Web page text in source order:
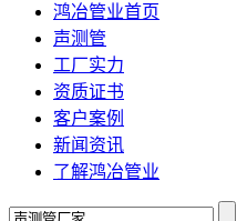
鸿冶管业首页
声测管
工厂实力
资质证书
客户案例
新闻资讯
了解鸿冶管业